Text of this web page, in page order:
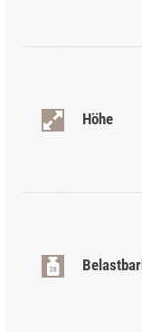
Höhe